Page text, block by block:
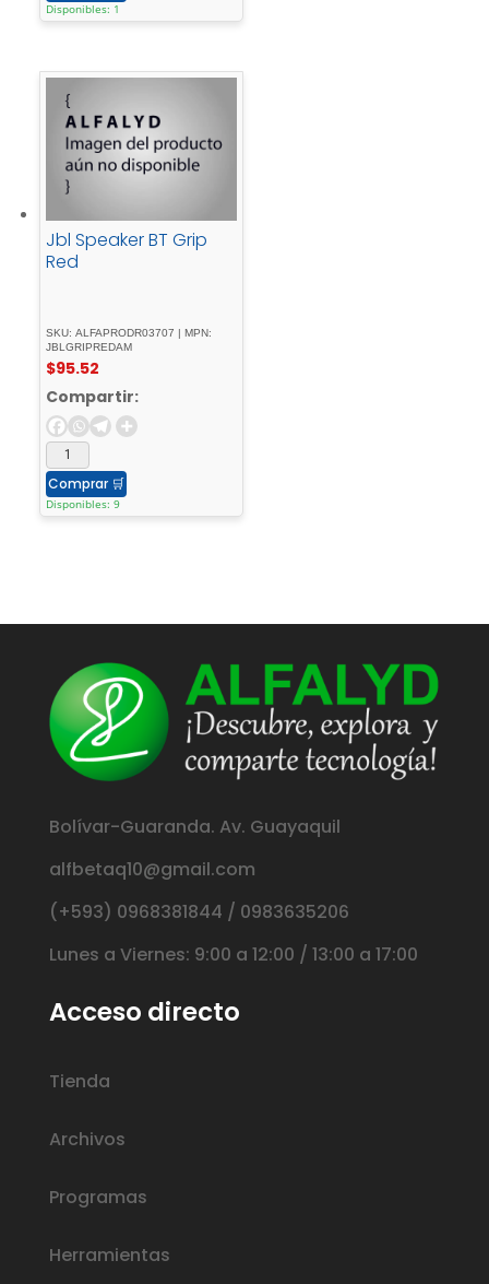
Disponibles: 1
Jbl Speaker BT Grip
Red
SKU: ALFAPRODR03707 | MPN:
JBLGRIPREDAM
$95.52
Compartir:
Comprar 🛒
Disponibles: 9
Bolívar-Guaranda. Av. Guayaquil
alfbetaq10@gmail.com
(+593) 0968381844 / 0983635206
Lunes a Viernes: 9:00 a 12:00 / 13:00 a 17:00
Acceso directo
Tienda
Archivos
Programas
Herramientas